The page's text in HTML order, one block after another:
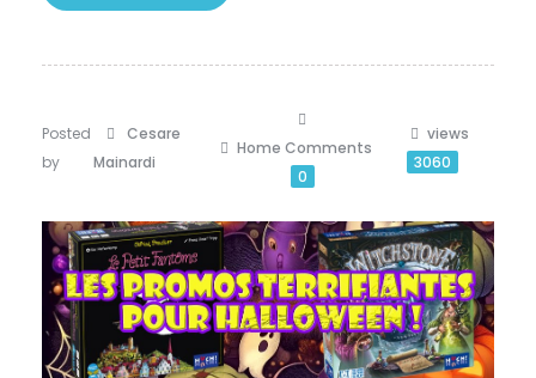
Posted
by
Cesare
Mainardi
Home Comments
0
views
3060